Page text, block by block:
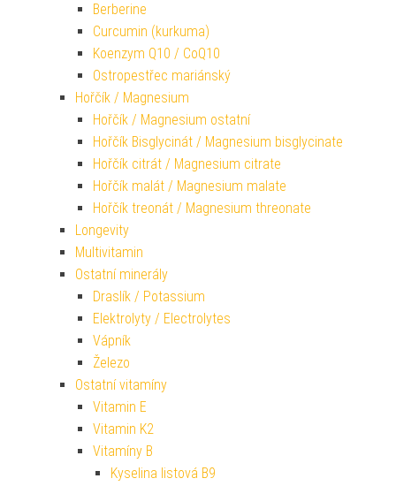
Berberine
Curcumin (kurkuma)
Koenzym Q10 / CoQ10
Ostropestřec mariánský
Hořčík / Magnesium
Hořčík / Magnesium ostatní
Hořčík Bisglycinát / Magnesium bisglycinate
Hořčík citrát / Magnesium citrate
Hořčík malát / Magnesium malate
Hořčík treonát / Magnesium threonate
Longevity
Multivitamin
Ostatní minerály
Draslík / Potassium
Elektrolyty / Electrolytes
Vápník
Železo
Ostatní vitamíny
Vitamin E
Vitamin K2
Vitamíny B
Kyselina listová B9